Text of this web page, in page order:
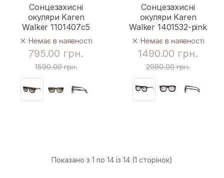
Сонцезахисні
окуляри Karen
Walker 1101407с5
Немає в наявності
795.00 грн.
1590.00 грн.
Сонцезахисні
окуляри Karen
Walker 1401532-pink
Немає в наявності
1490.00 грн.
2980.00 грн.
Показано з 1 по 14 із 14 (1 сторінок)